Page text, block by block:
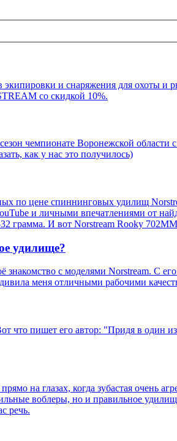
и снаряжения для охоты
со скидкой 10%.
чемпионате Воронежской области с
как у нас это получилось)
по цене спиннинговых удилищ
и личными впечатлениями от
грамма. И вот Norstream Rooky
удилище?
с моделями Norstream. С
меня отличными рабочими
что пишет его автор: "Придя в один
на глазах, когда зубастая очень
воблеры, но и правильное
речь.